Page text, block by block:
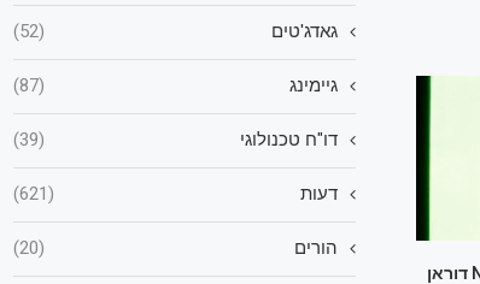
בושם NeoRio XERJOFF דוראן
גאדג'טים (52)
גיימינג (87)
דו"ח טכנולוגי (39)
דעות (621)
הורים (20)